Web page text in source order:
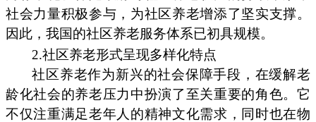
社会力量积极参与，为社区养老增添了坚实支撑。
因此，我国的社区养老服务体系已初具规模。
2.社区养老形式呈现多样化特点
社区养老作为新兴的社会保障手段，在缓解老
龄化社会的养老压力中扮演了至关重要的角色。它
不仅注重满足老年人的精神文化需求，同时也在物